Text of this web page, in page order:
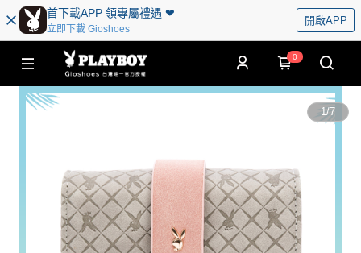
首下載APP 領專屬禮遇 ❤︎
立即下載 Gioshoes
開啟APP
0
1/7